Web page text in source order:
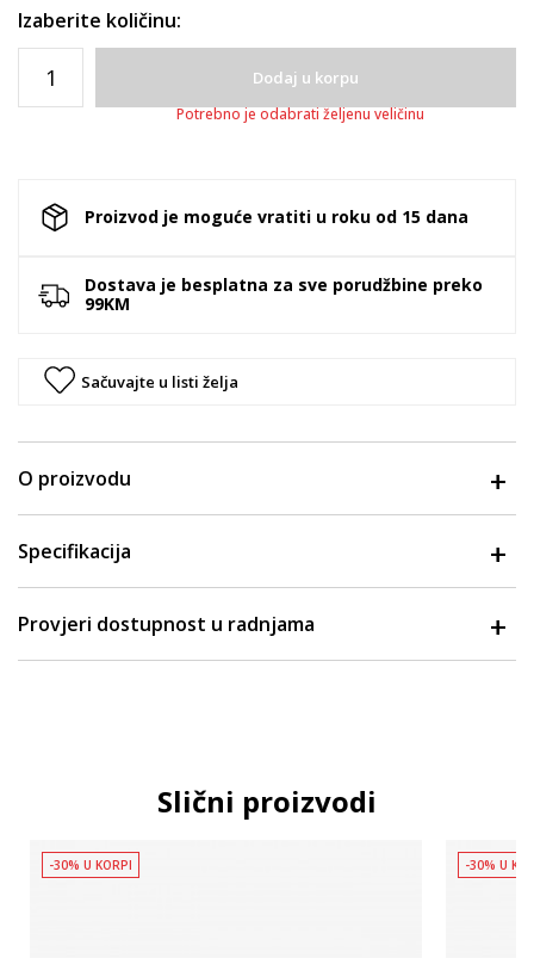
Izaberite količinu:
Dodaj u korpu
Potrebno je odabrati željenu veličinu
Proizvod je moguće vratiti u roku od 15 dana
Dostava je besplatna za sve porudžbine preko
99KM
Sačuvajte u listi želja
O proizvodu
Specifikacija
Provjeri dostupnost u radnjama
Slični proizvodi
-30% U KORPI -30% U